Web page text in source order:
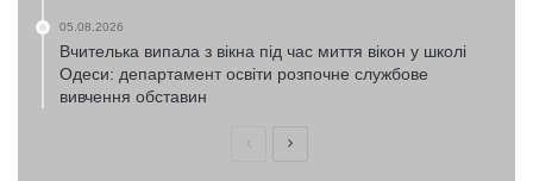
05.08.2026
Вчителька випала з вікна під час миття вікон у школі
Одеси: департамент освіти розпочне службове
вивчення обставин
ПопередняНаступна